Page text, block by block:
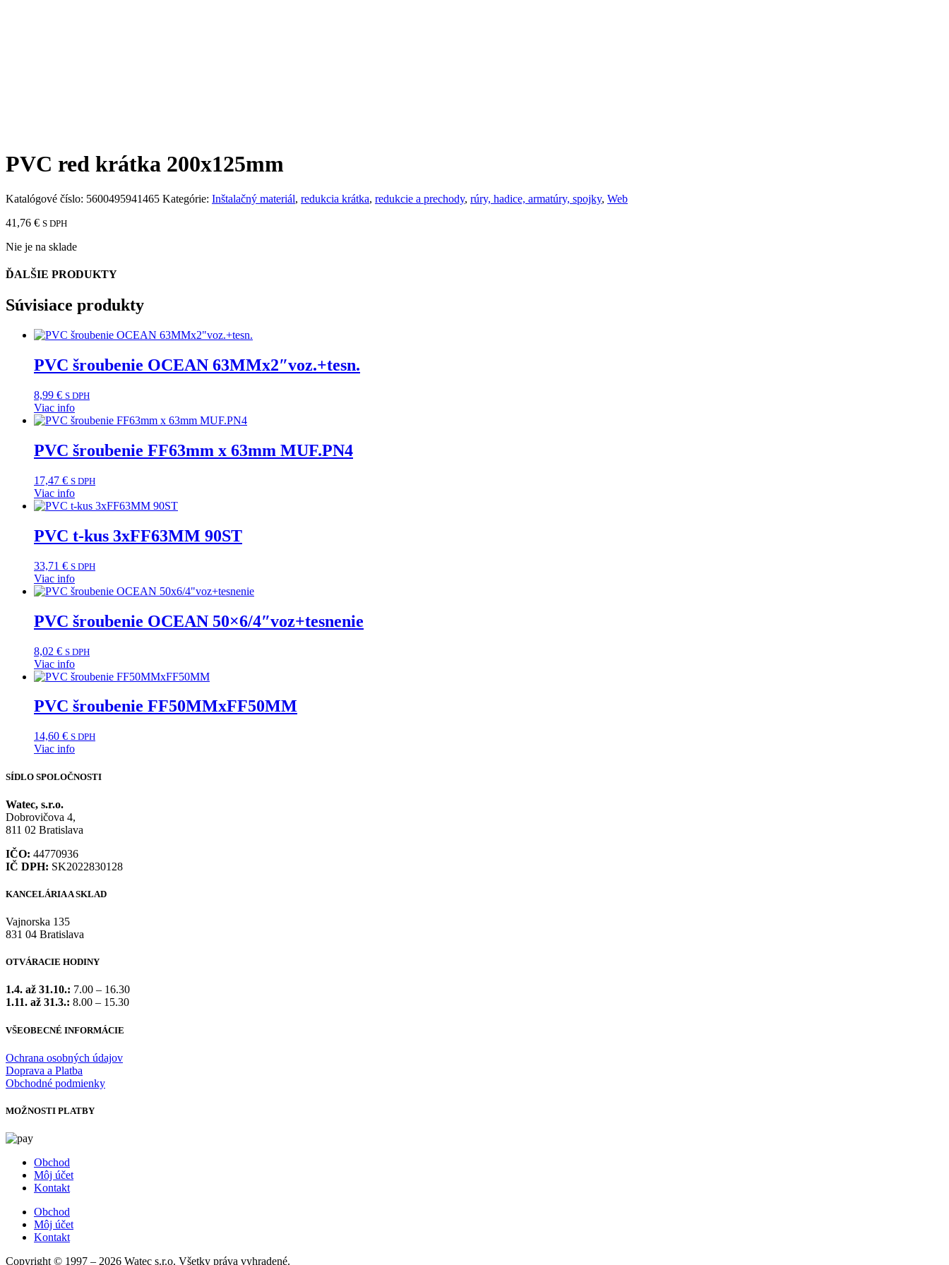
PVC red krátka 200x125mm
Katalógové číslo: 5600495941465 Kategórie: Inštalačný materiál, redukcia krátka, redukcie a prechody, rúry, hadice, armatúry, spojky, Web
41,76 € S DPH
Nie je na sklade
ĎALŠIE PRODUKTY
Súvisiace produkty
PVC šroubenie OCEAN 63MMx2″voz.+tesn.
8,99 € S DPH
Viac info
PVC šroubenie FF63mm x 63mm MUF.PN4
17,47 € S DPH
Viac info
PVC t-kus 3xFF63MM 90ST
33,71 € S DPH
Viac info
PVC šroubenie OCEAN 50×6/4″voz+tesnenie
8,02 € S DPH
Viac info
PVC šroubenie FF50MMxFF50MM
14,60 € S DPH
Viac info
SÍDLO SPOLOČNOSTI
Watec, s.r.o.
Dobrovičova 4,
811 02 Bratislava
IČO: 44770936
IČ DPH: SK2022830128
KANCELÁRIA A SKLAD
Vajnorska 135
831 04 Bratislava
OTVÁRACIE HODINY
1.4. až 31.10.: 7.00 – 16.30
1.11. až 31.3.: 8.00 – 15.30
VŠEOBECNÉ INFORMÁCIE
Ochrana osobných údajov
Doprava a Platba
Obchodné podmienky
MOŽNOSTI PLATBY
Obchod
Môj účet
Kontakt
Obchod
Môj účet
Kontakt
Copyright © 1997 – 2026 Watec s.r.o. Všetky práva vyhradené.